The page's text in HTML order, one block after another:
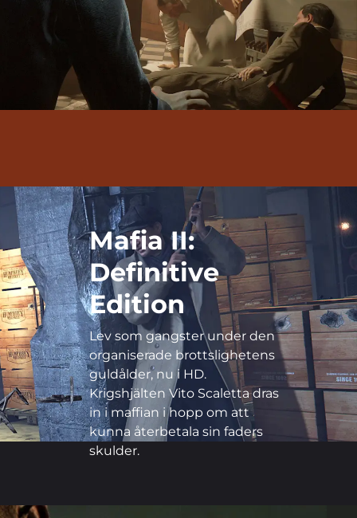
Mafia II:
Definitive
Edition
Lev som gangster under den
organiserade brottslighetens
guldålder, nu i HD.
Krigshjälten Vito Scaletta dras
in i maffian i hopp om att
kunna återbetala sin faders
skulder.